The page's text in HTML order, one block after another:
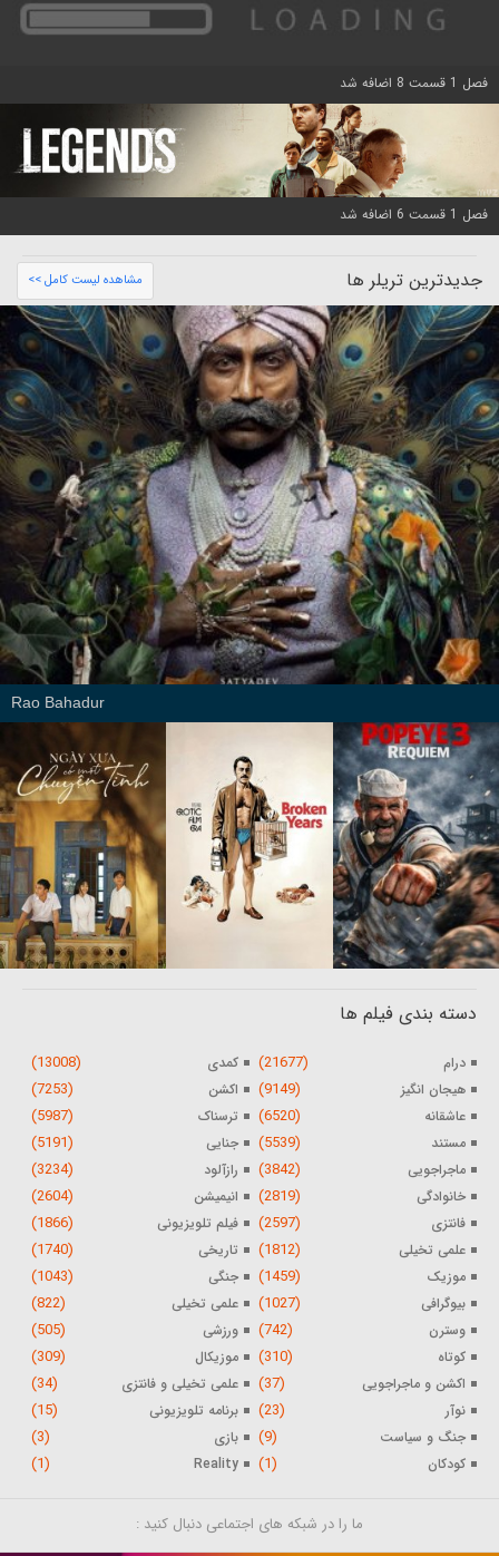
فصل 1 قسمت 8 اضافه شد
فصل 1 قسمت 6 اضافه شد
جدیدترین تریلر ها مشاهده لیست کامل >>
Rao Bahadur
دسته بندی فیلم ها
درام (21677) کمدی (13008)
هیجان انگیز (9149) اکشن (7253)
عاشقانه (6520) ترسناک (5987)
مستند (5539) جنایی (5191)
ماجراجویی (3842) رازآلود (3234)
خانوادگی (2819) انیمیشن (2604)
فانتزی (2597) فیلم تلویزیونی (1866)
علمی تخیلی (1812) تاریخی (1740)
موزیک (1459) جنگی (1043)
بیوگرافی (1027) علمی تخیلی (822)
وسترن (742) ورزشی (505)
کوتاه (310) موزیکال (309)
اکشن و ماجراجویی (37) علمی تخیلی و فانتزی (34)
نوآر (23) برنامه تلویزیونی (15)
جنگ و سیاست (9) بازی (3)
کودکان (1)
Reality
(1)
ما را در شبکه های اجتماعی دنبال کنید :